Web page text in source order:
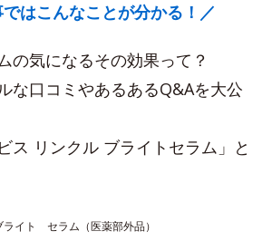
はこんなことが分かる！／
の気になるその効果って？
な口コミやあるあるQ&Aを大公
ス リンクル ブライトセラム」と
イト セラム（医薬部外品）